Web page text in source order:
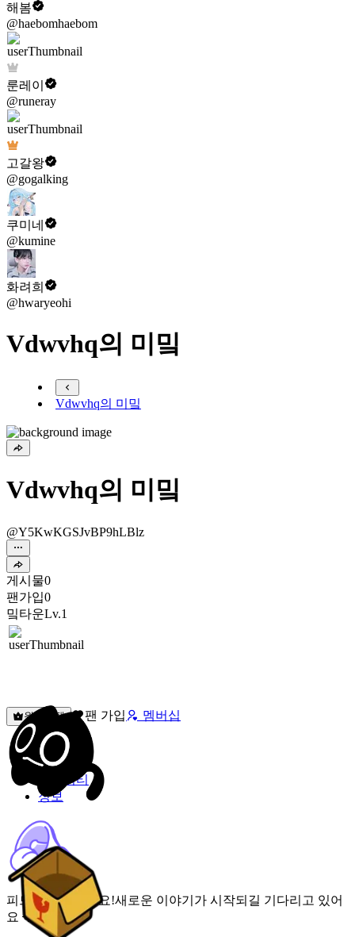
해봄
@haebomhaebom
룬레이
@runeray
고갈왕
@gogalking
쿠미네
@kumine
화려희
@hwaryeohi
Vdwvhq의 미밐
Vdwvhq의 미밐
Vdwvhq의 미밐
@Y5KwKGSJvBP9hLBlz
게시물0
팬가입0
밐타운Lv.1
원픽선택 팬 가입 멤버십
밐타운
피드
커뮤니티
정보
피드가 비어있어요!새로운 이야기가 시작되길 기다리고 있어
요 🌟